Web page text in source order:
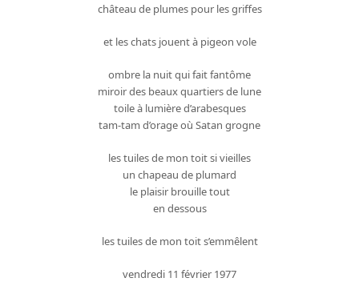
château de plumes pour les griffes
et les chats jouent à pigeon vole
ombre la nuit qui fait fantôme
miroir des beaux quartiers de lune
toile à lumière d’arabesques
tam-tam d’orage où Satan grogne
les tuiles de mon toit si vieilles
un chapeau de plumard
le plaisir brouille tout
en dessous
les tuiles de mon toit s’emmêlent
vendredi 11 février 1977